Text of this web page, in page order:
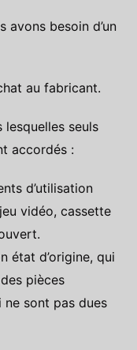
avons besoin d’un
au fabricant.
seuls
accordés :
d’utilisation
vidéo, cassette
état d’origine, qui
pièces
ne sont pas dues